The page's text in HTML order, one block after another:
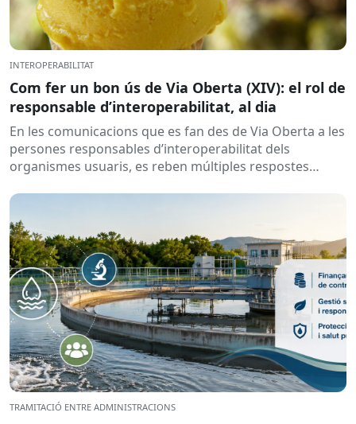
INTEROPERABILITAT
Com fer un bon ús de Via Oberta (XIV): el rol de
responsable d’interoperabilitat, al dia
En les comunicacions que es fan des de Via Oberta a les
persones responsables d’interoperabilitat dels
organismes usuaris, es reben múltiples respostes
TRAMITACIÓ ENTRE ADMINISTRACIONS